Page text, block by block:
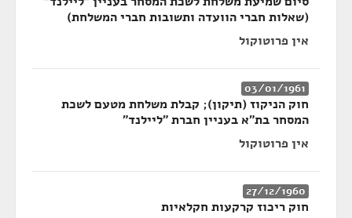
(שאלות חברי הוועדה ותשובות חברי המשלחת)
אין פרוטוקול
03/01/1961
חוק הניקוז (תיקון); קבלת משלחת מטעם לשכת
המסחר בת"א בעניין חברת "ליילנד"
אין פרוטוקול
27/12/1960
חוק ריכוז קרקעות חקלאיות